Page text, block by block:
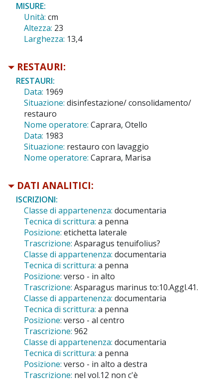
MISURE:
Unità: cm
Altezza: 23
Larghezza: 13,4
RESTAURI:
RESTAURI:
Data: 1969
Situazione: disinfestazione/ consolidamento/
restauro
Nome operatore: Caprara, Otello
Data: 1983
Situazione: restauro con lavaggio
Nome operatore: Caprara, Marisa
DATI ANALITICI:
ISCRIZIONI:
Classe di appartenenza: documentaria
Tecnica di scrittura: a penna
Posizione: etichetta laterale
Trascrizione: Asparagus tenuifolius?
Classe di appartenenza: documentaria
Tecnica di scrittura: a penna
Posizione: verso - in alto
Trascrizione: Asparagus marinus to:10.Aggl.41.
Classe di appartenenza: documentaria
Tecnica di scrittura: a penna
Posizione: verso - al centro
Trascrizione: 962
Classe di appartenenza: documentaria
Tecnica di scrittura: a penna
Posizione: verso - in alto a destra
Trascrizione: nel vol.12 non c'è